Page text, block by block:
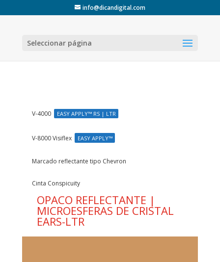
info@dicandigital.com
Seleccionar página
V-4000 EASY APPLY™ RS | LTR
V-8000 Visiflex EASY APPLY™
Marcado reflectante tipo Chevron
Cinta Conspicuity
OPACO REFLECTANTE |
MICROESFERAS DE CRISTAL
EARS-LTR